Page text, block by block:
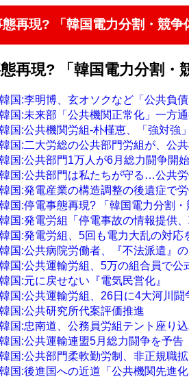
再現? 「韓国電力分割・競争
再現? 「韓国電力分割・
韓国:李明博、玄オソクなど「公共負
韓国:未来部「公共機関正常化」一方
韓国:公共機関労組-朴槿恵、「強対強
韓国:二大労総の公共部門労組が、公
韓国:公共部門1万人が6月総力闘争開始
韓国:公共部門は私たちが守る…公共
韓国:発電産業の構造調整の後遺症で
韓国:停電事態再現? 「韓国電力分割・
韓国:発電労組「停電事故の情報提供、
韓国:発電労組、5回も電力大乱の対応
韓国:公共病院労働者、『不法派遣』
韓国:公共運輸労組、5万の組合員で公
韓国:元に戻せない『電気民営化』
韓国:公共運輸労組、26日に4大河川闘
韓国:公共研究所代案評価推進
韓国:忠南道、公務員労組テント座り
韓国:公共運輸連盟5月総力闘争を予告
韓国:公共部門柔軟勤労制、非正規職
韓国:後進国への近道「公共機関先進化